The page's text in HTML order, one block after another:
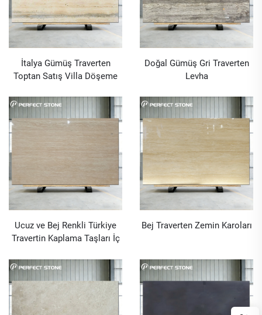
İtalya Gümüş Traverten
Toptan Satış Villa Döşeme
Taşı
Doğal Gümüş Gri Traverten
Levha
Ucuz ve Bej Renkli Türkiye
Travertin Kaplama Taşları İç
Kaplama Mermer Taşı
Bej Traverten Zemin Karoları